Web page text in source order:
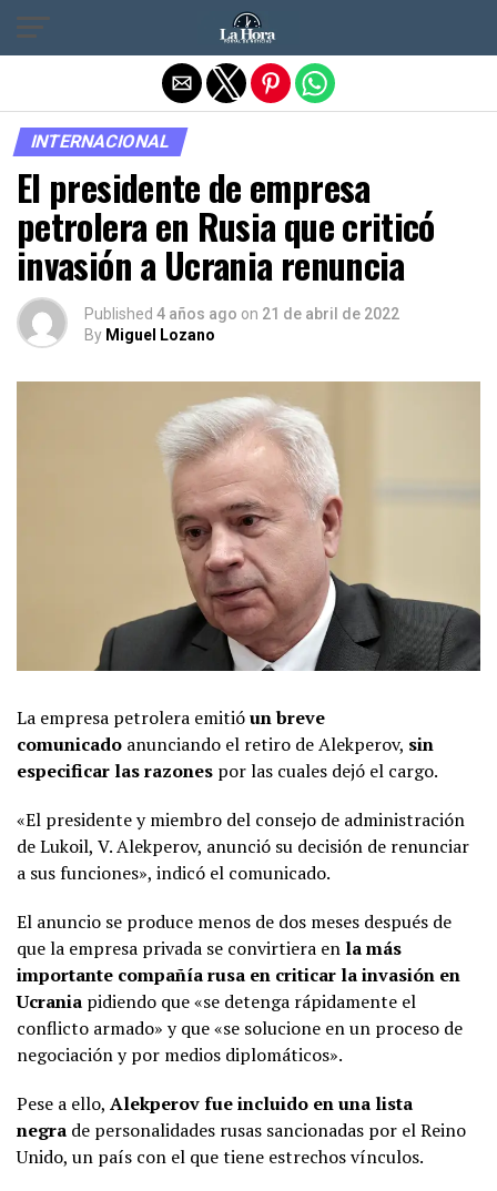
INTERNACIONAL
El presidente de empresa
petrolera en Rusia que criticó
invasión a Ucrania renuncia
Published 4 años ago on 21 de abril de 2022
By Miguel Lozano
La empresa petrolera emitióun breve
comunicado anunciando el retiro de Alekperov, sin
especificar las razones por las cuales dejó el cargo.
«El presidente y miembro del consejo de administración
de Lukoil, V. Alekperov, anunció su decisión de renunciar
a sus funciones», indicó el comunicado.
El anuncio se produce menos de dos meses después de
que la empresa privada se convirtiera en la más
importante compañía rusa en criticar la invasión en
Ucrania pidiendo que «se detenga rápidamente el
conflicto armado» y que «se solucione en un proceso de
negociación y por medios diplomáticos».
Pese a ello, Alekperov fue incluido en una lista
negra de personalidades rusas sancionadas por el Reino
Unido, un país con el que tiene estrechos vínculos.
Salir de la versión móvil